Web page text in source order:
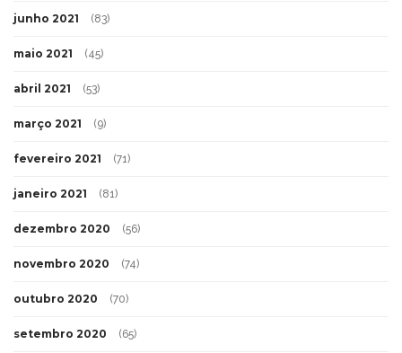
junho 2021 (83)
maio 2021 (45)
abril 2021 (53)
março 2021 (9)
fevereiro 2021 (71)
janeiro 2021 (81)
dezembro 2020 (56)
novembro 2020 (74)
outubro 2020 (70)
setembro 2020 (65)